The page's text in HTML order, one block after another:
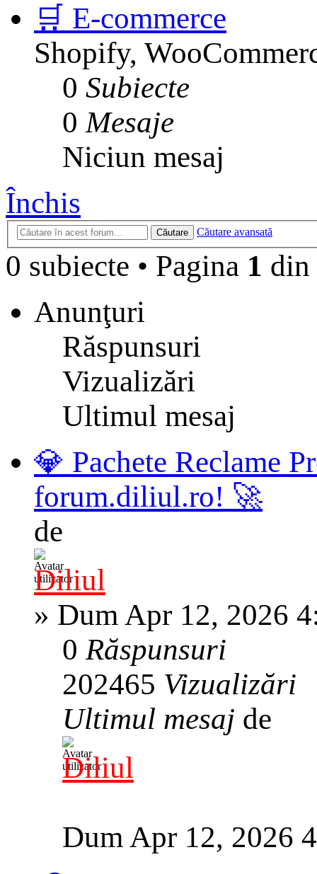
🛒 E-commerce
Shopify,
0 Subiecte
0 Mesaje
Niciun mesaj
Închis
Căutare Căutare avansată
0 subiecte • Pagina 1 din
Anunţuri
Răspunsuri
Vizualizări
Ultimul mesaj
💎 Pachete Reclame
forum.diliul.ro! 🚀
de
Diliul
» Dum Apr 12, 2026
0Răspunsuri
202465 Vizualizări
Ultimul mesaj de
Diliul
Dum Apr 12, 2026